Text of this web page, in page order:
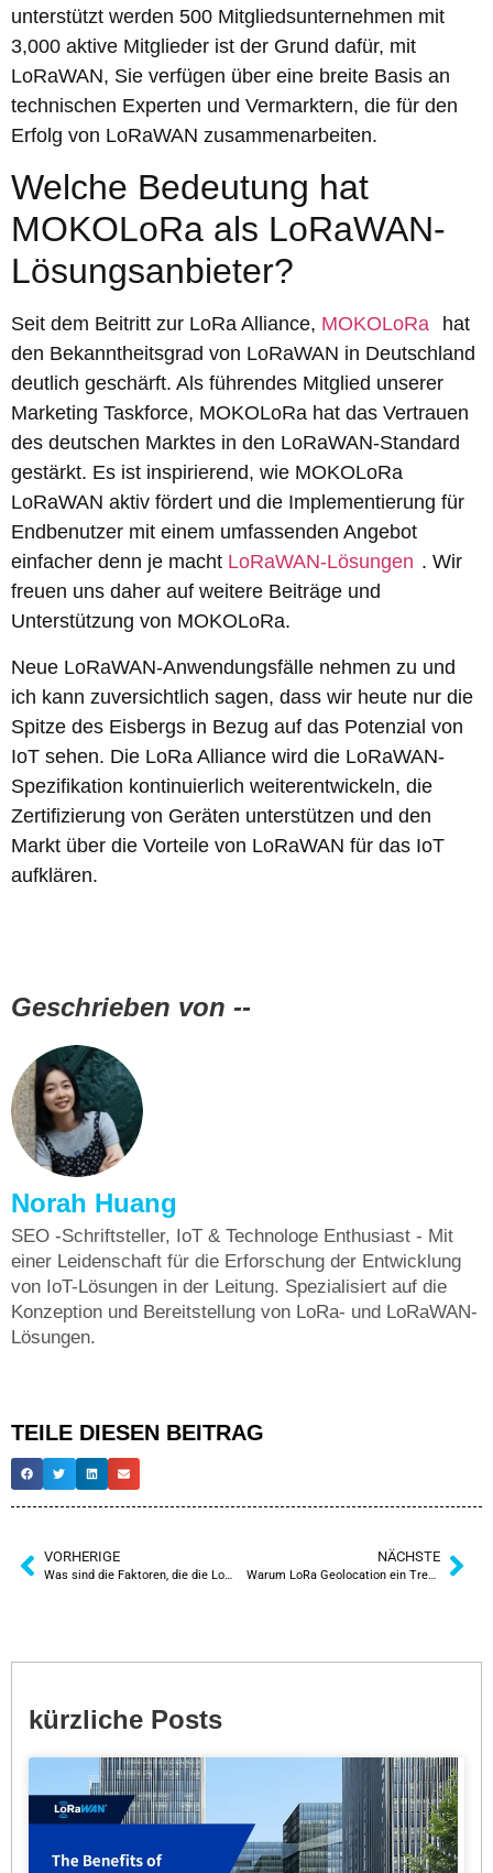
unterstützt werden 500 Mitgliedsunternehmen mit
3,000 aktive Mitglieder ist der Grund dafür, mit
LoRaWAN, Sie verfügen über eine breite Basis an
technischen Experten und Vermarktern, die für den
Erfolg von LoRaWAN zusammenarbeiten.
Welche Bedeutung hat
MOKOLoRa als LoRaWAN-
Lösungsanbieter?
Seit dem Beitritt zur LoRa Alliance, MOKOLoRa
hat
den Bekanntheitsgrad von LoRaWAN in Deutschland
deutlich geschärft. Als führendes Mitglied unserer
Marketing Taskforce, MOKOLoRa hat das Vertrauen
des deutschen Marktes in den LoRaWAN-Standard
gestärkt. Es ist inspirierend, wie MOKOLoRa
LoRaWAN aktiv fördert und die Implementierung für
Endbenutzer mit einem umfassenden Angebot
einfacher denn je macht LoRaWAN-Lösungen . Wir
freuen uns daher auf weitere Beiträge und
Unterstützung von MOKOLoRa.
Neue LoRaWAN-Anwendungsfälle nehmen zu und
ich kann zuversichtlich sagen, dass wir heute nur die
Spitze des Eisbergs in Bezug auf das Potenzial von
IoT sehen. Die LoRa Alliance wird die LoRaWAN-
Spezifikation kontinuierlich weiterentwickeln, die
Zertifizierung von Geräten unterstützen und den
Markt über die Vorteile von LoRaWAN für das IoT
aufklären.
Geschrieben von --
Norah Huang
SEO -Schriftsteller, IoT & Technologe Enthusiast - Mit
einer Leidenschaft für die Erforschung der Entwicklung
von IoT-Lösungen in der Leitung. Spezialisiert auf die
Konzeption und Bereitstellung von LoRa- und LoRaWAN-
Lösungen.
TEILE DIESEN BEITRAG
VORHERIGE
Was sind die Faktoren, die die LoRaWAN-Reichweite beeinflussen?
NÄCHSTE
Warum LoRa Geolocation ein Trend ist?
kürzliche Posts